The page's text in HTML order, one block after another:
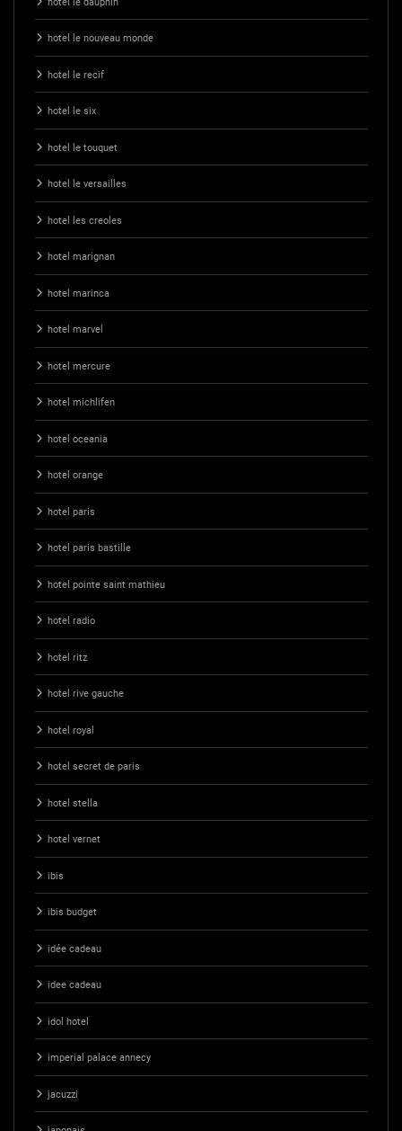
hotel le nouveau monde
hotel le recif
hotel le six
hotel le touquet
hotel le versailles
hotel les creoles
hotel marignan
hotel marinca
hotel marvel
hotel mercure
hotel michlifen
hotel oceania
hotel orange
hotel paris
hotel paris bastille
hotel pointe saint mathieu
hotel radio
hotel ritz
hotel rive gauche
hotel royal
hotel secret de paris
hotel stella
hotel vernet
ibis
ibis budget
idée cadeau
idee cadeau
idol hotel
imperial palace annecy
jacuzzi